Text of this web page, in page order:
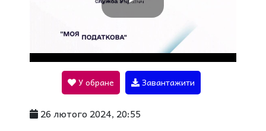
P
l
a
У обране Завантажити
26 лютого 2024, 20:55